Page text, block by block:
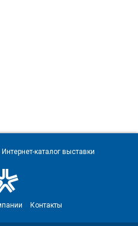
Интернет-каталог выставки
Контакты